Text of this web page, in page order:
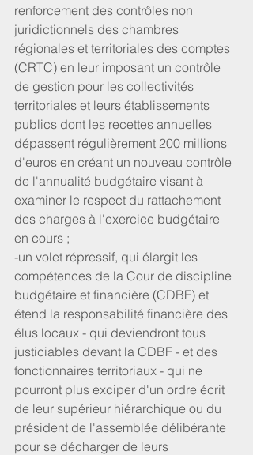
renforcement des contrôles non
juridictionnels des chambres
régionales et territoriales des comptes
(CRTC) en leur imposant un contrôle
de gestion pour les collectivités
territoriales et leurs établissements
publics dont les recettes annuelles
dépassent régulièrement 200 millions
d'euros en créant un nouveau contrôle
de l'annualité budgétaire visant à
examiner le respect du rattachement
des charges à l'exercice budgétaire
en cours ;
-un volet répressif, qui élargit les
compétences de la Cour de discipline
budgétaire et financière (CDBF) et
étend la responsabilité financière des
élus locaux - qui deviendront tous
justiciables devant la CDBF - et des
fonctionnaires territoriaux - qui ne
pourront plus exciper d'un ordre écrit
de leur supérieur hiérarchique ou du
président de l'assemblée délibérante
pour se décharger de leurs